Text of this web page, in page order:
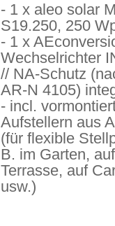
- 1 x aleo solar
S19.250, 250
- 1 x
Wechselrichter
// NA-Schutz
AR-N 4105)
- incl.
Aufstellern aus
(für flexible
B. im Garten,
Terrasse, auf
usw.)